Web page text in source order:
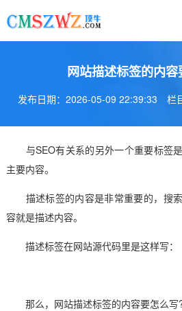
网站描述标签的内容
发布日期：2026-05-09 22:39:33 栏
与SEO有关系的另外一个重要标签
主要内容。
描述标签的内容是非常重要的，搜索
容就是描述内容。
描述标签在网站源代码里是这样写：
那么，网站描述标签的内容要怎么写